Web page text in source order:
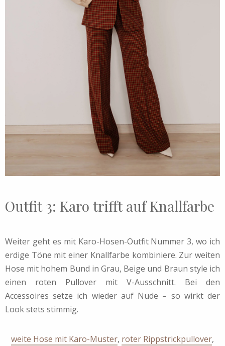
Outfit 3: Karo trifft auf Knallfarbe
Weiter geht es mit Karo-Hosen-Outfit Nummer 3, wo ich
erdige Töne mit einer Knallfarbe kombiniere. Zur weiten
Hose mit hohem Bund in Grau, Beige und Braun style ich
einen roten Pullover mit V-Ausschnitt. Bei den
Accessoires setze ich wieder auf Nude – so wirkt der
Look stets stimmig.
weite Hose mit Karo-Muster, roter Rippstrickpullover,